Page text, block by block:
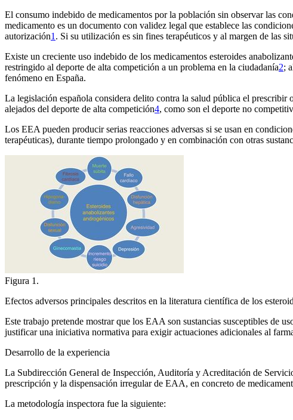
El consumo indebido de medicamentos por la población sin observar las
medicamento es un documento con validez legal que establece las
autorización1 . Si su utilización es sin fines terapéuticos y al margen de las
Existe un creciente uso indebido de los medicamentos esteroides
restringido al deporte de alta competición a un problema en la ciudadanía2;
fenómeno en España.
La legislación española considera delito contra la salud pública el prescribir
alejados del deporte de alta competición4, como son el deporte no
Los EEA pueden producir serias reacciones adversas si se usan en
terapéuticas), durante tiempo prolongado y en combinación con otras
Figura 1.
Efectos adversos principales descritos en la literatura científica de los
Este trabajo pretende mostrar que los EAA son sustancias susceptibles de
justificar una iniciativa normativa para exigir actuaciones adicionales al
Desarrollo de la experiencia
La Subdirección General de Inspección, Auditoría y Acreditación de
prescripción y la dispensación irregular de EAA, en concreto de
La metodología inspectora fue la siguiente: